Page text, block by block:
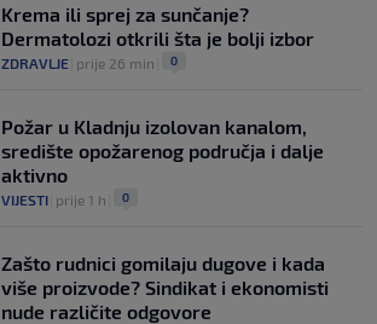
Krema ili sprej za sunčanje?
Dermatolozi otkrili šta je bolji izbor
ZDRAVLJE prije 26 min 0
Požar u Kladnju izolovan kanalom,
središte opožarenog područja i dalje
aktivno
VIJESTI prije 1 h 0
Zašto rudnici gomilaju dugove i kada
više proizvode? Sindikat i ekonomisti
nude različite odgovore